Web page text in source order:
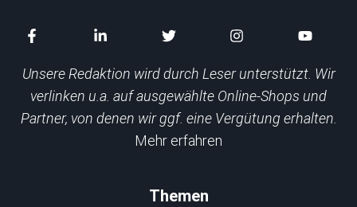
Unsere Redaktion wird durch Leser unterstützt. Wir
verlinken u.a. auf ausgewählte Online-Shops und
Partner, von denen wir ggf. eine Vergütung erhalten.
Mehr erfahren
Themen